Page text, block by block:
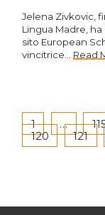
Jelena Zivkovic,
Lingua Madre,
sito European
vincitrice… Read
1 …
120
121